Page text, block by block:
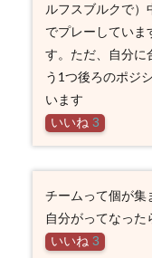
ルフスブルクで
でプレーしていま
す。ただ、自分に
う1つ後ろのポジ
います
いいね 3
チームって個が集
自分がってなった
いいね 3